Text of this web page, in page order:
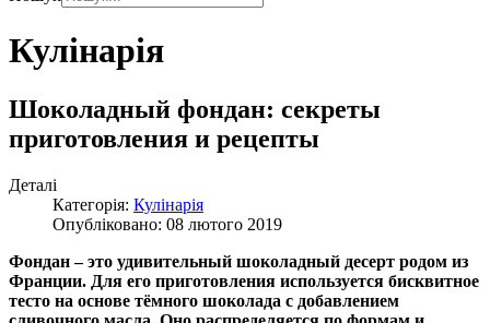
Кулінарія
Шоколадный фондан: секреты
приготовления и рецепты
Деталі
Категорія: Кулінарія
Опубліковано: 08 лютого 2019
Фондан – это удивительный шоколадный десерт родом из
Франции. Для его приготовления используется бисквитное
тесто на основе тёмного шоколада с добавлением